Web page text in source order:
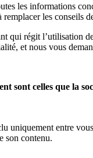
les informations
les conseils
qui régit l’utilisation
et nous vous
sont celles que la
uniquement entre
son contenu.